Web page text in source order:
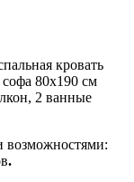
кровать
80х190 см
2 ванные
возможностями:
.